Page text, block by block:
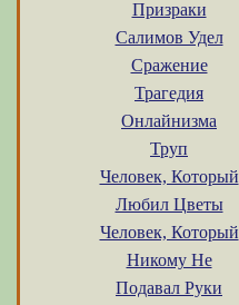
Призраки
Салимов Удел
Сражение
Трагедия
Онлайнизма
Труп
Человек, Который
Любил Цветы
Человек, Который
Никому Не
Подавал Руки